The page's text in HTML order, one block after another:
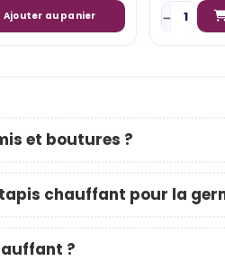
Ajouter au panier
et boutures ?
chauffant pour la
?